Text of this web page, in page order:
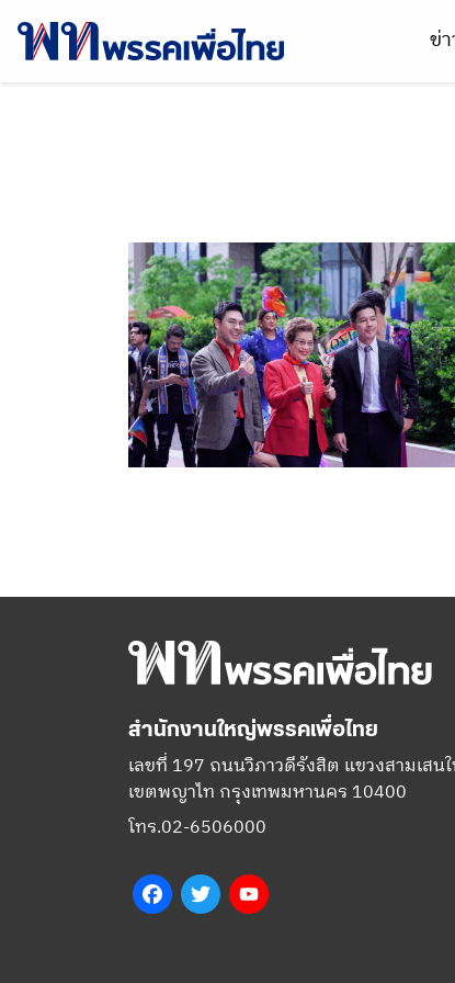
ข่
สำนักงานใหญ่พรรคเพื่อไทย
เลขที่ 197 ถนนวิภาวดีรังสิต แขวงสามเสน
เขตพญาไท กรุงเทพมหานคร 10400
โทร.02-6506000
FacebookTwitter